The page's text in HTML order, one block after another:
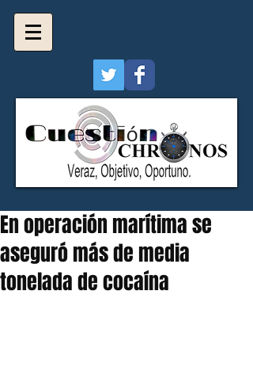
En operación marítima se
aseguró más de media
tonelada de cocaína